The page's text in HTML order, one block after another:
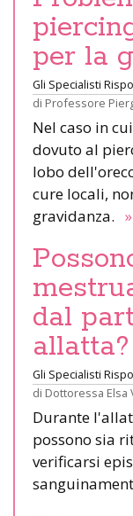
per la
Gli Specialisti
di Professore
Nel caso in
dovuto al
lobo
cure locali,
gravidanza. »
dal
allatta?
Gli Specialisti
di Dottoressa Elsa
Durante
possono sia
verificarsi